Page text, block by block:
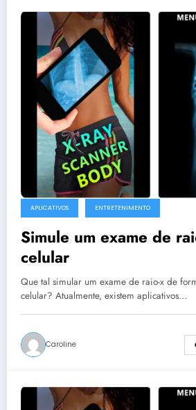
APLICATIVOS ENTRETENIMENTO
Simule um exame de
celular
Que tal simular um exame de raio-x de
celular? Atualmente, existem aplicativos…
Caroline